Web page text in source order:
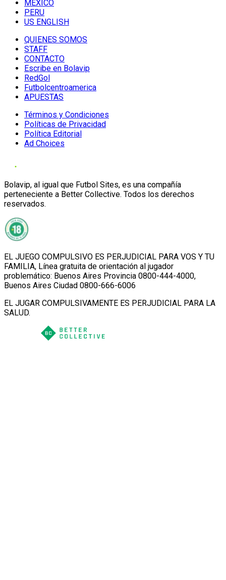
MÉXICO
PERU
US ENGLISH
QUIENES SOMOS
STAFF
CONTACTO
Escribe en Bolavip
RedGol
Futbolcentroamerica
APUESTAS
Términos y Condiciones
Políticas de Privacidad
Política Editorial
Ad Choices
Bolavip, al igual que Futbol Sites, es una compañía
perteneciente a Better Collective. Todos los derechos
reservados.
EL JUEGO COMPULSIVO ES PERJUDICIAL PARA VOS Y TU
FAMILIA, Línea gratuita de orientación al jugador
problemático: Buenos Aires Provincia 0800-444-4000,
Buenos Aires Ciudad 0800-666-6006
EL JUGAR COMPULSIVAMENTE ES PERJUDICIAL PARA LA
SALUD.